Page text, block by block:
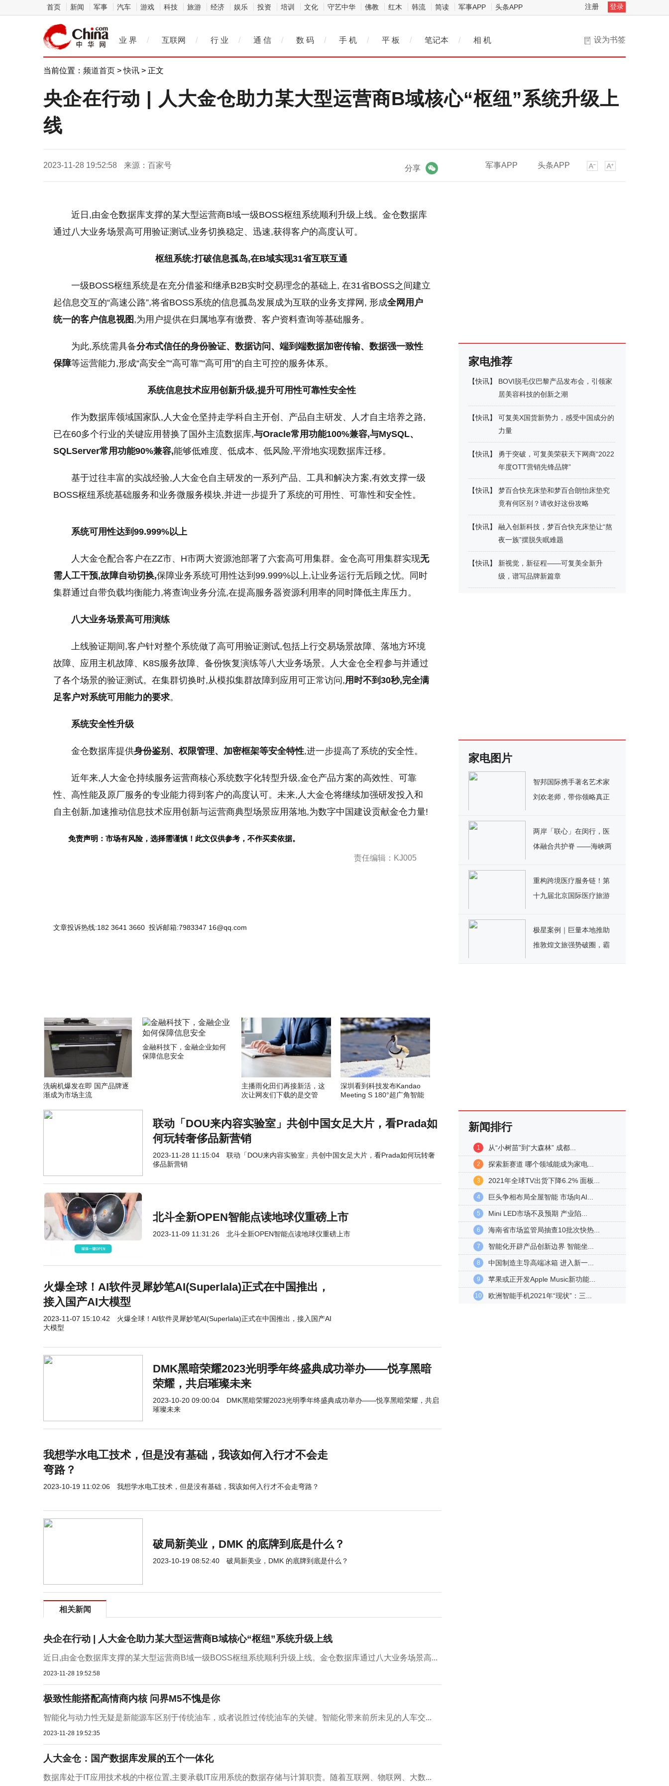
首页 新闻 军事 汽车 游戏 科技 旅游 经济 娱乐 投资 培训 文化 守艺中华 佛教 红木 韩流 简读 军事APP 头条APP 注册 登录
设为书签
业 界 / 互联网 / 行 业 / 通 信 / 数 码 / 手 机 / 平 板 / 笔记本 / 相 机
当前位置： 频道首页 >快讯 > 正文
央企在行动 | 人大金仓助力某大型运营商B域核心“枢纽”系统升级上
线
2023-11-28 19:52:58 来源：百家号 军事APP 头条APP
分享
近日,由金仓数据库支撑的某大型运营商B域一级BOSS枢纽系统顺利升级上线。金仓数据库
通过八大业务场景高可用验证测试,业务切换稳定、迅速,获得客户的高度认可。
枢纽系统:打破信息孤岛,在B域实现31省互联互通
一级BOSS枢纽系统是在充分借鉴和继承B2B实时交易理念的基础上, 在31省BOSS之间建立
起信息交互的“高速公路”,将省BOSS系统的信息孤岛发展成为互联的业务支撑网, 形成全网用户
统一的客户信息视图 ,为用户提供在归属地享有缴费、客户资料查询等基础服务。
为此,系统需具备分布式信任的身份验证、数据访问、端到端数据加密传输、数据强一致性
保障等运营能力,形成“高安全”“高可靠”“高可用”的自主可控的服务体系。
系统信息技术应用创新升级,提升可用性可靠性安全性
作为数据库领域国家队,人大金仓坚持走学科自主开创、产品自主研发、人才自主培养之路,
已在60多个行业的关键应用替换了国外主流数据库,与Oracle常用功能100%兼容,与MySQL、
SQLServer常用功能90%兼容,能够低难度、低成本、低风险,平滑地实现数据库迁移。
基于过往丰富的实战经验,人大金仓自主研发的一系列产品、工具和解决方案,有效支撑一级
BOSS枢纽系统基础服务和业务微服务模块,并进一步提升了系统的可用性、可靠性和安全性。
系统可用性达到 99.999%以上
人大金仓配合客户在ZZ市、H市两大资源池部署了六套高可用集群。金仓高可用集群实现无
需人工干预,故障自动切换,保障业务系统可用性达到99.999%以上,让业务运行无后顾之忧。同时
集群通过自带负载均衡能力,将查询业务分流,在提高服务器资源利用率的同时降低主库压力。
八大业务场景高可用演练
上线验证期间,客户针对整个系统做了高可用验证测试,包括上行交易场景故障、落地方环境
故障、应用主机故障、K8S服务故障、备份恢复演练等八大业务场景。人大金仓全程参与并通过
了各个场景的验证测试。在集群切换时,从模拟集群故障到应用可正常访问,用时不到30秒,完全满
足客户对系统可用能力的要求。
系统安全性升级
金仓数据库提供身份鉴别、权限管理、加密框架等安全特性,进一步提高了系统的安全性。
近年来,人大金仓持续服务运营商核心系统数字化转型升级,金仓产品方案的高效性、可靠
性、高性能及原厂服务的专业能力得到客户的高度认可。未来,人大金仓将继续加强研发投入和
自主创新,加速推动信息技术应用创新与运营商典型场景应用落地,为数字中国建设贡献金仓力量!
免责声明：市场有风险，选择需谨慎！此文仅供参考，不作买卖依据。
责任编辑：KJ005
文章投诉热线:182 3641 3660 投诉邮箱:7983347 16@qq.com
洗碗机爆发在即 国产品牌逐
渐成为市场主流
金融科技下，金融企业如何
保障信息安全
主播雨化田们再接新活，这
次让网友们下载的是交管
深圳看到科技发布Kandao
Meeting S 180°超广角智能
联动「DOU来内容实验室」共创中国女足大片，看Prada如
何玩转奢侈品新营销
2023-11-28 11:15:04
联动「DOU来内容实验室」共创中国女足大片，看Prada如何玩转奢
侈品新营销
北斗全新OPEN智能点读地球仪重磅上市
2023-11-09 11:31:26 北斗全新OPEN智能点读地球仪重磅上市
火爆全球！AI软件灵犀妙笔AI(Superlala)正式在中国推出，
接入国产AI大模型
2023-11-07 15:10:42
火爆全球！AI软件灵犀妙笔AI(Superlala)正式在中国推出，接入国产AI
大模型
DMK黑暗荣耀2023光明季年终盛典成功举办——悦享黑暗
荣耀，共启璀璨未来
2023-10-20 09:00:04
DMK黑暗荣耀2023光明季年终盛典成功举办——悦享黑暗荣耀，共启
璀璨未来
我想学水电工技术，但是没有基础，我该如何入行才不会走
弯路？
2023-10-19 11:02:06 我想学水电工技术，但是没有基础，我该如何入行才不会走弯路？
破局新美业，DMK 的底牌到底是什么？
2023-10-19 08:52:40 破局新美业，DMK 的底牌到底是什么？
相关新闻
央企在行动 | 人大金仓助力某大型运营商B域核心“枢纽”系统升级上线
近日,由金仓数据库支撑的某大型运营商B域一级BOSS枢纽系统顺利升级上线。金仓数据库通过八大业务场景高...
2023-11-28 19:52:58
极致性能搭配高情商内核 问界M5不愧是你
智能化与动力性无疑是新能源车区别于传统油车，或者说胜过传统油车的关键。智能化带来前所未见的人车交...
2023-11-28 19:52:35
人大金仓：国产数据库发展的五个一体化
数据库处于IT应用技术栈的中枢位置,主要承载IT应用系统的数据存储与计算职责。随着互联网、物联网、大数...
家电推荐
【快讯】
BOVI脱毛仪巴黎产品发布会，引领家
居美容科技的创新之潮
【快讯】
可复美X国货新势力，感受中国成分的
力量
【快讯】
勇于突破，可复美荣获天下网商“2022
年度OTT营销先锋品牌”
【快讯】
梦百合快充床垫和梦百合朗怡床垫究
竟有何区别？请收好这份攻略
【快讯】
融入创新科技，梦百合快充床垫让“熬
夜一族”摆脱失眠难题
【快讯】
新视觉，新征程——可复美全新升
级，谱写品牌新篇章
家电图片
智邦国际携手著名艺术家
刘欢老师，带你领略真正
两岸「联心」在闵行，医
体融合共护脊 ——海峡两
沪成功举办
重构跨境医疗服务链！第
十九届北京国际医疗旅游
极星案例｜巨量本地推助
推敦煌文旅强势破圈，霸
新闻排行
1 从“小树苗”到“大森林” 成都...
2 探索新赛道 哪个领域能成为家电...
3 2021年全球TV出货下降6.2% 面板...
4 巨头争相布局全屋智能 市场向AI...
5 Mini LED市场不及预期 产业陷...
6 海南省市场监管局抽查10批次快热...
7 智能化开辟产品创新边界 智能坐...
8 中国制造主导高端冰箱 进入新一...
9 苹果或正开发Apple Music新功能...
10 欧洲智能手机2021年“现状”：三...